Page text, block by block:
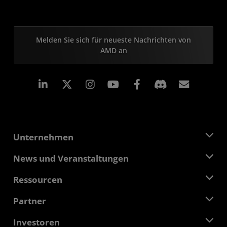
Melden Sie sich für neueste Nachrichten von
AMD an
LinkedIn Instagram Facebook
Unternehmen
Über AMD
Verantwortung
Kontakt
News und Veranstaltungen
Pressebereich
Mediathek
Ressourcen
Developer Central
Fallstudien
Partner
AMD Partner Hub
Investoren